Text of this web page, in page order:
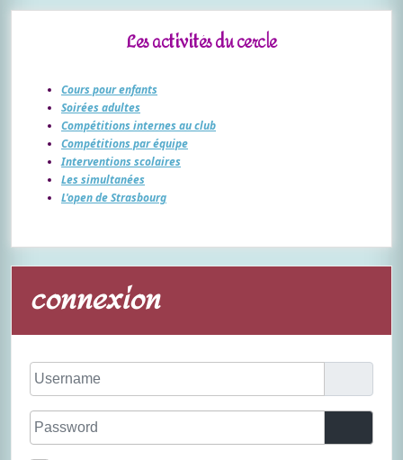
Les activités du cercle
Cours pour enfants
Soirées adultes
Compétitions internes au club
Compétitions par équipe
Interventions scolaires
Les simultanées
L'open de Strasbourg
connexion
Username
Password